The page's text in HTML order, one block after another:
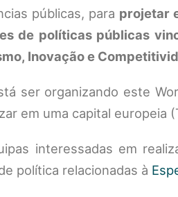
públicas, para projetar
de políticas públicas
Inovação e
ser organizando este
em uma capital europeia
interessadas em
política relacionadas à